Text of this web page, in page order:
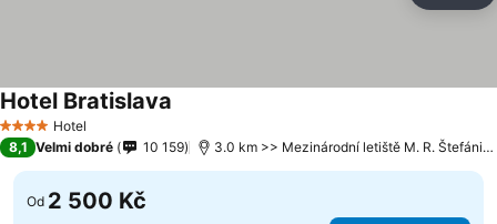
4 Počet hvězdiček
Hotel
Hotel Bratislava
8,1 Velmi dobré 10 159 3.0 km >> Mezinárodní letiště M. R. Štefánika Bratislava
Od 2 500 Kč